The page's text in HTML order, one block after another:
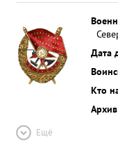
Дата
Кто
Архив
Ещё